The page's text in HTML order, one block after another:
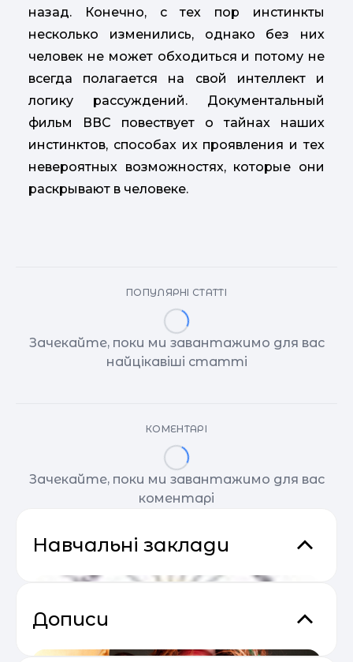
назад. Конечно, с тех пор инстинкты
несколько изменились, однако без них
человек не может обходиться и потому не
всегда полагается на свой интеллект и
логику рассуждений. Документальный
фильм ВВС повествует о тайнах наших
инстинктов, способах их проявления и тех
невероятных возможностях, которые они
раскрывают в человеке.
ПОПУЛЯРНІ СТАТТІ
Зачекайте, поки ми завантажимо для вас
найцікавіші статті
КОМЕНТАРІ
Зачекайте, поки ми завантажимо для вас
коментарі
Навчальні заклади
Дописи